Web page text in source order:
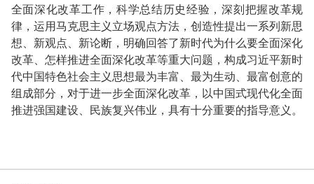
全面深化改革工作，科学总结历史经验，深刻把握改革规
律，运用马克思主义立场观点方法，创造性提出一系列新思
想、新观点、新论断，明确回答了新时代为什么要全面深化
改革、怎样推进全面深化改革等重大问题，构成习近平新时
代中国特色社会主义思想最为丰富、最为生动、最富创意的
组成部分，对于进一步全面深化改革，以中国式现代化全面
推进强国建设、民族复兴伟业，具有十分重要的指导意义。